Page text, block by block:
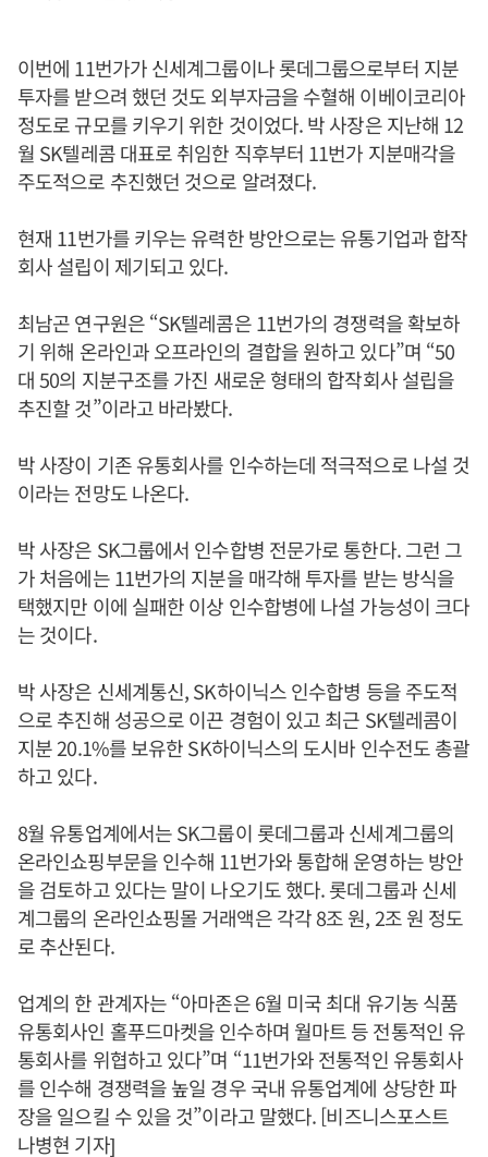
이번에 11번가가 신세계그룹이나 롯데그룹으로부터 지분
투자를 받으려 했던 것도 외부자금을 수혈해 이베이코리아
정도로 규모를 키우기 위한 것이었다. 박 사장은 지난해 12
월 SK텔레콤 대표로 취임한 직후부터 11번가 지분매각을
주도적으로 추진했던 것으로 알려졌다.
현재 11번가를 키우는 유력한 방안으로는 유통기업과 합작
회사 설립이 제기되고 있다.
최남곤 연구원은 “SK텔레콤은 11번가의 경쟁력을 확보하
기 위해 온라인과 오프라인의 결합을 원하고 있다”며 “50
대 50의 지분구조를 가진 새로운 형태의 합작회사 설립을
추진할 것”이라고 바라봤다.
박 사장이 기존 유통회사를 인수하는데 적극적으로 나설 것
이라는 전망도 나온다.
박 사장은 SK그룹에서 인수합병 전문가로 통한다. 그런 그
가 처음에는 11번가의 지분을 매각해 투자를 받는 방식을
택했지만 이에 실패한 이상 인수합병에 나설 가능성이 크다
는 것이다.
박 사장은 신세계통신, SK하이닉스 인수합병 등을 주도적
으로 추진해 성공으로 이끈 경험이 있고 최근 SK텔레콤이
지분 20.1%를 보유한 SK하이닉스의 도시바 인수전도 총괄
하고 있다.
8월 유통업계에서는 SK그룹이 롯데그룹과 신세계그룹의
온라인쇼핑부문을 인수해 11번가와 통합해 운영하는 방안
을 검토하고 있다는 말이 나오기도 했다. 롯데그룹과 신세
계그룹의 온라인쇼핑몰 거래액은 각각 8조 원, 2조 원 정도
로 추산된다.
업계의 한 관계자는 “아마존은 6월 미국 최대 유기농 식품
유통회사인 홀푸드마켓을 인수하며 월마트 등 전통적인 유
통회사를 위협하고 있다”며 “11번가와 전통적인 유통회사
를 인수해 경쟁력을 높일 경우 국내 유통업계에 상당한 파
장을 일으킬 수 있을 것”이라고 말했다. [비즈니스포스트
나병현 기자]